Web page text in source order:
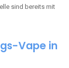
sind bereits mit
Vape in